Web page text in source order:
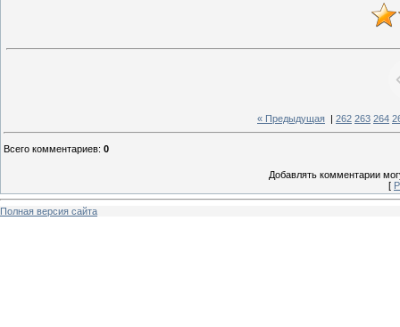
« Предыдущая 262 263 264
Всего комментариев: 0
Добавлять комментарии
[
Полная версия сайта